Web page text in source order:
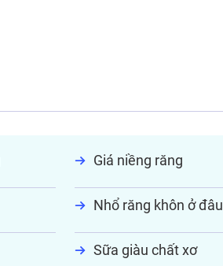
Giá niềng răng
Nhổ răng khôn ở đâu
Sữa giàu chất xơ